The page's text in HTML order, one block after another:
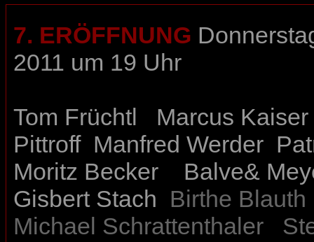
7. ERÖFFNUNG
2011 um 19 Uhr
Tom Früchtl
Marcus Kaiser
Pittroff Manfred Werder
Moritz Becker
Balve&
Gisbert Stach
Birthe Blauth
Michael Schrattenthaler